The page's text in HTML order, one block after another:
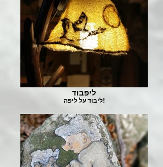
ליפבוד
ליבוד על ליפה!